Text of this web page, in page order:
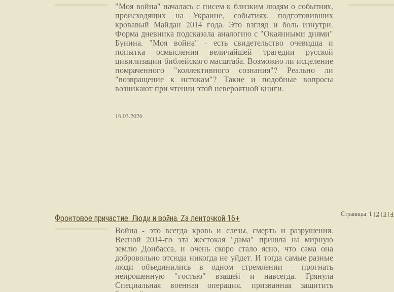
"Моя война" началась с писем к близким людям о событиях,
происходящих на Украине, событиях, подготовивших
кровавый Майдан 2014 года. Это взгляд и боль изнутри.
Форма дневника подсказала аналогию с "Окаянными днями"
Бунина. "Моя война" - есть свидетельство очевидца и
попытка осмысления величайшей трагедии русской
цивилизации библейского масштаба. Возможно ли исцеление
помраченного "коллективного сознания"? Реально ли
"возвращение к истокам"? Такие и подобные вопросы
возникают при чтении этой невероятной книги.
16.03.2026
Фронтовое причастие. Люди и война. Zа ленточкой 16+
Война - это всегда кровь и слезы, смерть и разрушения.
Весной 2014-го эта жестокая "дама" пришла на мирную
землю Донбасса, и очень скоро стало ясно, что сама она
добровольно отсюда никогда не уйдет. И тогда самые разные
люди объединились в одном стремлении - прогнать
непрошенную "гостью" взашей и навсегда. Грянула
Специальная военная операция, призванная защитить
Страницы: 1 |2|3 |4